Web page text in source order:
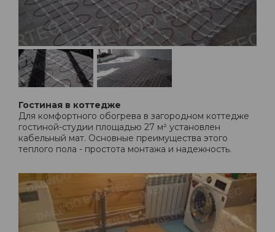
Гостиная в коттедже
Для комфортного обогрева в загородном коттедже
гостиной-студии площадью 27 м² установлен
кабельный мат. Основные преимущества этого
теплого пола - простота монтажа и надежность.